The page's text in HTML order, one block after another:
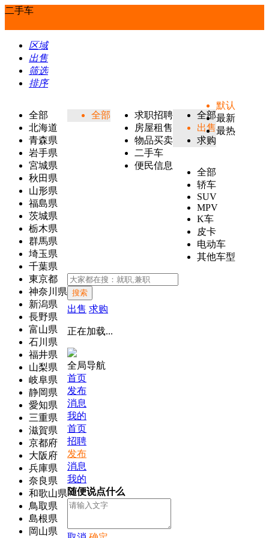
二手车
区域
出售
筛选
排序
全部
北海道
青森県
岩手県
宮城県
秋田県
山形県
福島県
茨城県
栃木県
群馬県
埼玉県
千葉県
東京都
神奈川県
新潟県
長野県
富山県
石川県
福井県
山梨県
岐阜県
静岡県
愛知県
三重県
滋賀県
京都府
大阪府
兵庫県
奈良県
和歌山県
鳥取県
島根県
岡山県
全部
求职招聘
房屋租售
物品买卖
二手车
便民信息
全部
出售
求购
全部
轿车
SUV
MPV
K车
皮卡
电动车
其他车型
默认
最新
最热
搜索
出售 求购
正在加载...
全局导航
首页
发布
消息
我的
首页
招聘
发布
消息
我的
随便说点什么